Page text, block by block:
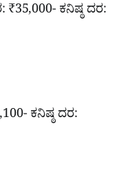
ಕನಿಷ್ಠ ದರ:
ಕನಿಷ್ಠ ದರ: